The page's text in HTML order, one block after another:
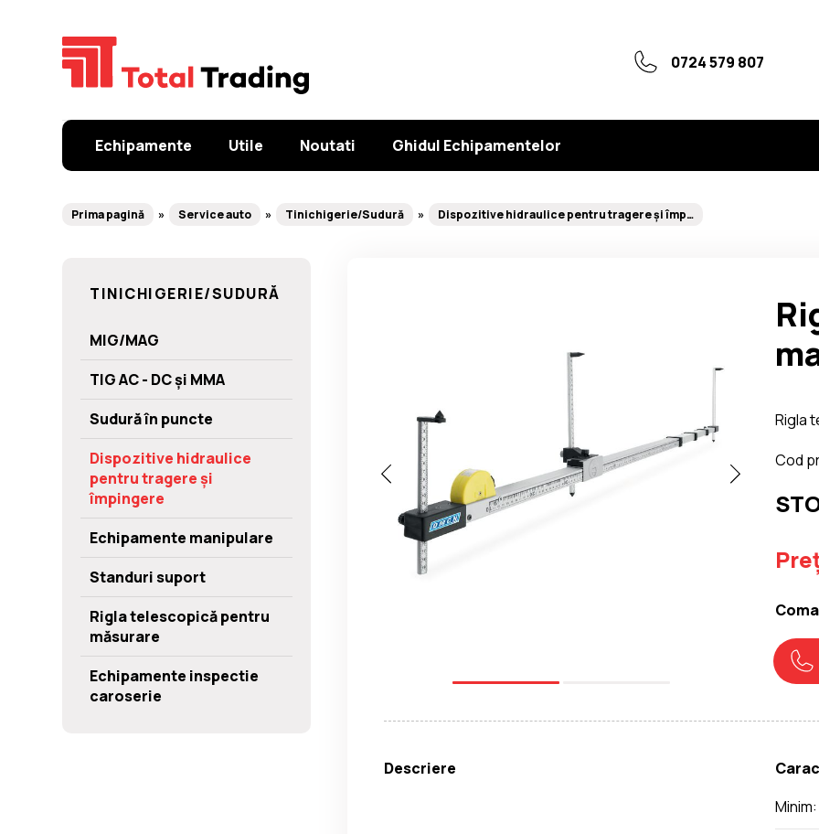
0724 579 807
Echipamente Utile Noutati Ghidul Echipamentelor
Prima pagină Service auto Tinichigerie/Sudură Dispozitive hidraulice pentru tragere și împingere
TINICHIGERIE/SUDURĂ
MIG/MAG
TIG AC - DC și MMA
Sudură în puncte
Dispozitive hidraulice
pentru tragere și
împingere
Echipamente manipulare
Standuri suport
Rigla telescopică pentru
măsurare
Echipamente inspectie
caroserie
Rigla
Cod
Descriere
Minim: